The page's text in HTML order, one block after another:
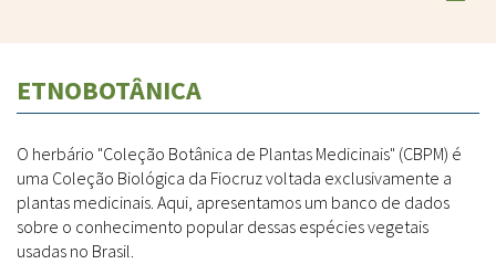
ETNOBOTÂNICA
O herbário "Coleção Botânica de Plantas Medicinais" (CBPM) é
uma Coleção Biológica da Fiocruz voltada exclusivamente a
plantas medicinais. Aqui, apresentamos um banco de dados
sobre o conhecimento popular dessas espécies vegetais
usadas no Brasil.